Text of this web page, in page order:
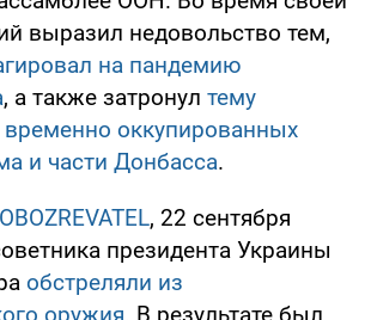
выразил недовольство тем,
на пандемию
, а также затронул тему
оккупированных
и части Донбасса.
OBOZREVATEL, 22 сентября
президента Украины
обстреляли из
оружия . В результате был